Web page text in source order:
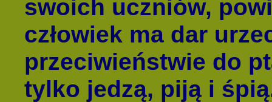
swoich uczniów,
człowiek ma dar
przeciwieństwie do
tylko jedzą, piją i